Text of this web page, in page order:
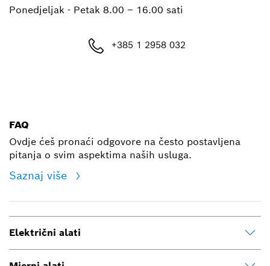
Ponedjeljak - Petak 8.00 – 16.00 sati
+385 1 2958 032
FAQ
Ovdje ćeš pronaći odgovore na često postavljena
pitanja o svim aspektima naših usluga.
Saznaj više
Električni alati